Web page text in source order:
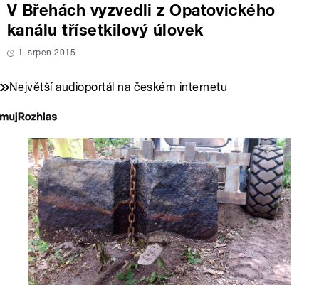
V Břehách vyzvedli z Opatovického
kanálu třísetkilový úlovek
1. srpen 2015
Největší audioportál na českém internetu